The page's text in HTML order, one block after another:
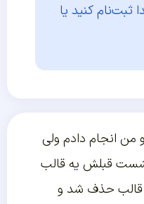
ثبت‌نام کنید یا
من انجام دادم ولی
قبلش یه قالب
قالب حذف شد و